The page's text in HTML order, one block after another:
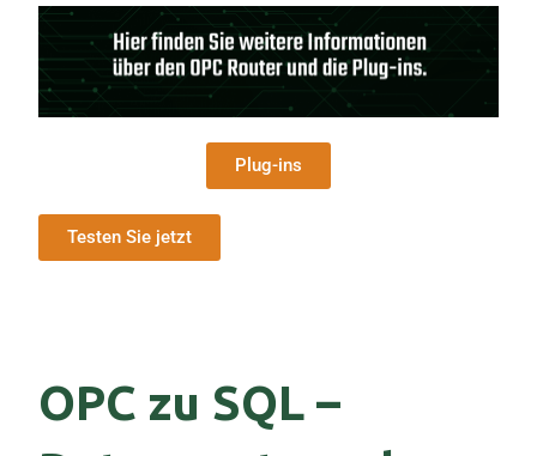
Plug-ins
Testen Sie jetzt
OPC zu SQL –